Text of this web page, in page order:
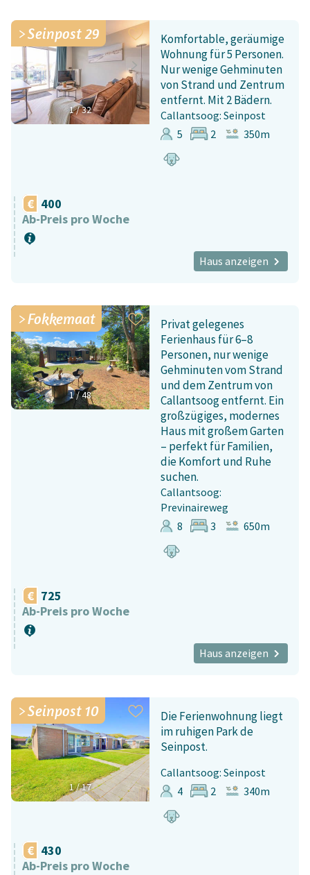
1/32
Seinpost 29
Komfortable, geräumige
Wohnung für 5 Personen.
Nur wenige Gehminuten
von Strand und Zentrum
entfernt. Mit 2 Bädern.
Callantsoog: Seinpost
5
2 350m
400
Ab-Preis pro Woche
Haus anzeigen
1/48
Fokkemaat
Privat gelegenes
Ferienhaus für 6–8
Personen, nur wenige
Gehminuten vom Strand
und dem Zentrum von
Callantsoog entfernt. Ein
großzügiges, modernes
Haus mit großem Garten
– perfekt für Familien,
die Komfort und Ruhe
suchen.
Callantsoog:
Previnaireweg
8
3 650m
725
Ab-Preis pro Woche
Haus anzeigen
1/17
Seinpost 10
Die Ferienwohnung liegt
im ruhigen Park de
Seinpost.
Callantsoog: Seinpost
4
2 340m
430
Ab-Preis pro Woche